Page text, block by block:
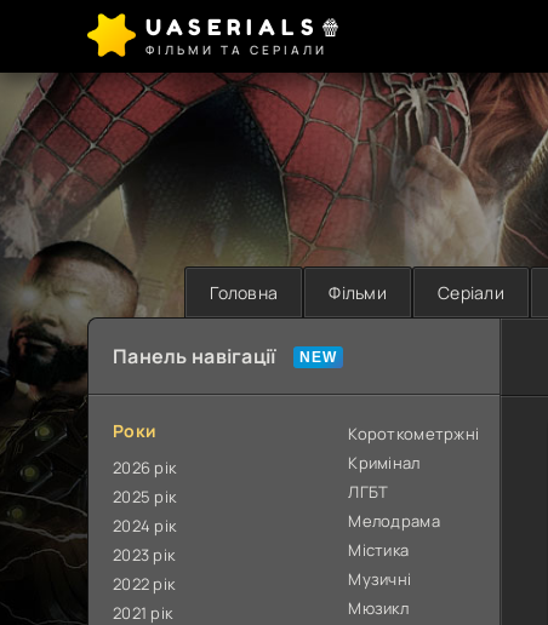
UASERIALS🍿
ФІЛЬМИ ТА СЕРІАЛИ
Головна Фільми Серіали
Панель навігації
Роки
2026 рік
2025 рік
2024 рік
2023 рік
2022 рік
2021 рік
Короткометржні
Кримінал
ЛГБТ
Мелодрама
Містика
Музичні
Мюзикл